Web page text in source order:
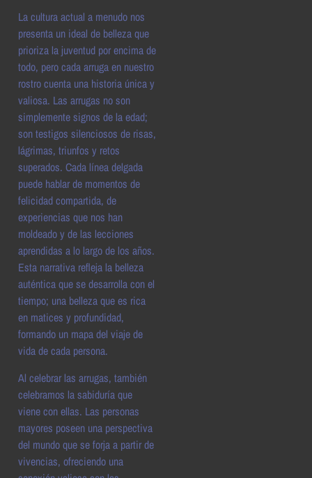
La cultura actual a menudo nos
presenta un ideal de belleza que
prioriza la juventud por encima de
todo, pero cada arruga en nuestro
rostro cuenta una historia única y
valiosa. Las arrugas no son
simplemente signos de la edad;
son testigos silenciosos de risas,
lágrimas, triunfos y retos
superados. Cada línea delgada
puede hablar de momentos de
felicidad compartida, de
experiencias que nos han
moldeado y de las lecciones
aprendidas a lo largo de los años.
Esta narrativa refleja la belleza
auténtica que se desarrolla con el
tiempo; una belleza que es rica
en matices y profundidad,
formando un mapa del viaje de
vida de cada persona.
Al celebrar las arrugas, también
celebramos la sabiduría que
viene con ellas. Las personas
mayores poseen una perspectiva
del mundo que se forja a partir de
vivencias, ofreciendo una